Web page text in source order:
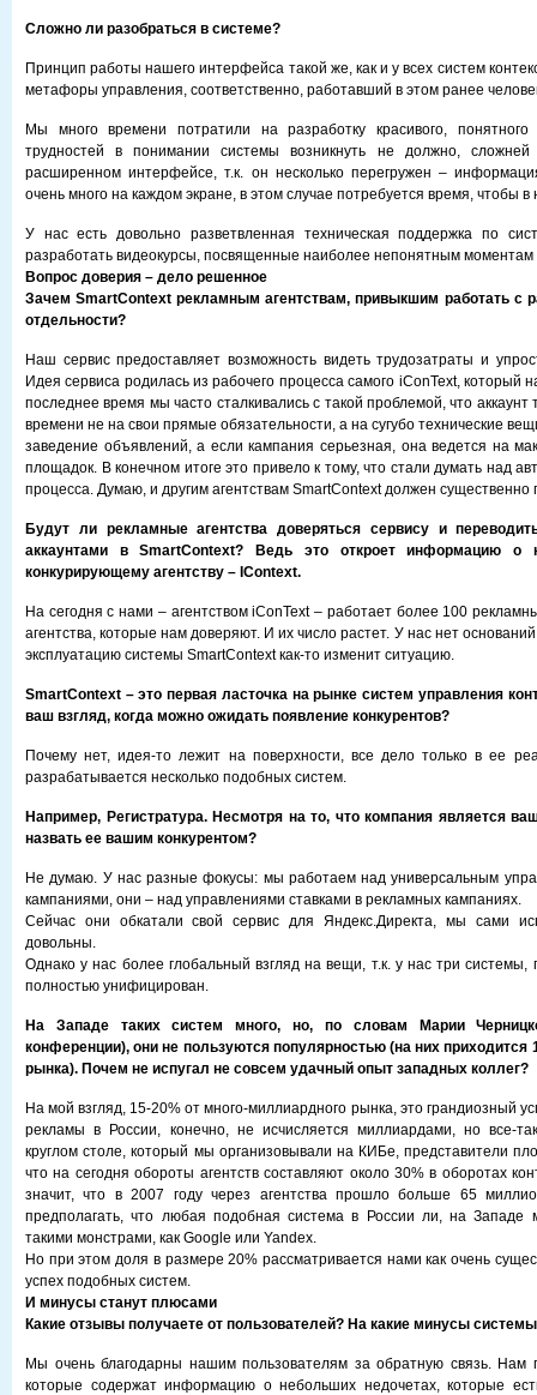
Сложно ли разобраться в системе?
Принцип работы нашего интерфейса такой же, как и у всех систем
метафоры управления, соответственно, работавший в этом ранее
Мы много времени потратили на разработку красивого,
трудностей в понимании системы возникнуть не должно, сложней
расширенном интерфейсе, т.к. он несколько перегружен –
очень много на каждом экране, в этом случае потребуется время, чтобы в
У нас есть довольно разветвленная техническая поддержка по
разработать видеокурсы, посвященные наиболее непонятным моментам
Вопрос доверия – дело решенное
Зачем SmartContext рекламным агентствам, привыкшим работать с
отдельности?
Наш сервис предоставляет возможность видеть трудозатраты и
Идея сервиса родилась из рабочего процесса самого iConText, который
последнее время мы часто сталкивались с такой проблемой, что аккаунт
времени не на свои прямые обязательности, а на сугубо технические
заведение объявлений, а если кампания серьезная, она ведется на
площадок. В конечном итоге это привело к тому, что стали думать над
процесса. Думаю, и другим агентствам SmartContext должен существенно
Будут ли рекламные агентства доверяться сервису и
аккаунтами в SmartContext? Ведь это откроет информацию о
конкурирующему агентству – IContext.
На сегодня с нами – агентством iConText – работает более 100
агентства, которые нам доверяют. И их число растет. У нас нет
эксплуатацию системы SmartContext как-то изменит ситуацию.
SmartContext – это первая ласточка на рынке систем управления
ваш взгляд, когда можно ожидать появление конкурентов?
Почему нет, идея-то лежит на поверхности, все дело только в ее
разрабатывается несколько подобных систем.
Например, Регистратура. Несмотря на то, что компания является
назвать ее вашим конкурентом?
Не думаю. У нас разные фокусы: мы работаем над универсальным
кампаниями, они – над управлениями ставками в рекламных кампаниях.
Сейчас они обкатали свой сервис для Яндекс.Директа, мы сами
довольны.
Однако у нас более глобальный взгляд на вещи, т.к. у нас три системы,
полностью унифицирован.
На Западе таких систем много, но, по словам Марии
конференции), они не пользуются популярностью (на них приходится
рынка). Почем не испугал не совсем удачный опыт западных коллег?
На мой взгляд, 15-20% от много-миллиардного рынка, это грандиозный
рекламы в России, конечно, не исчисляется миллиардами, но все-
круглом столе, который мы организовывали на КИБе, представители
что на сегодня обороты агентств составляют около 30% в оборотах
значит, что в 2007 году через агентства прошло больше 65
предполагать, что любая подобная система в России ли, на Западе
такими монстрами, как Google или Yandex.
Но при этом доля в размере 20% рассматривается нами как очень
успех подобных систем.
И минусы станут плюсами
Какие отзывы получаете от пользователей? На какие минусы
Мы очень благодарны нашим пользователям за обратную связь. Нам
которые содержат информацию о небольших недочетах, которые